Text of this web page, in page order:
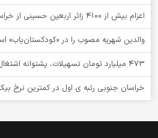
اعزام بیش از 4100 زائر اربعین حسینی از خراسان جنوبی
والدین شهریه مصوب را در «کودکستان‌یاب»
۴۷۳ میلیارد تومان تسهیلات، پشتوانه اشتغال مددجویان خراسان‌جنوبی
خراسان جنوبی رتبه ی اول در کمترین نرخ